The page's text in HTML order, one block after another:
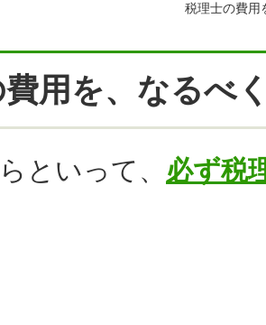
税理士の費用
用を、なるべ
といって、 必ず税